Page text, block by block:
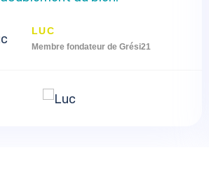
LUC
Membre fondateur de Grési21